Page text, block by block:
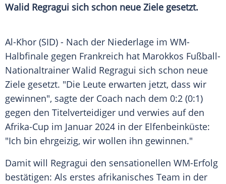
Walid Regragui sich schon neue Ziele gesetzt.
Al-Khor (SID) - Nach der Niederlage im WM-
Halbfinale gegen Frankreich hat Marokkos Fußball-
Nationaltrainer Walid Regragui sich schon neue
Ziele gesetzt. "Die Leute erwarten jetzt, dass wir
gewinnen", sagte der Coach nach dem 0:2 (0:1)
gegen den Titelverteidiger und verwies auf den
Afrika-Cup im Januar 2024 in der Elfenbeinküste:
"Ich bin ehrgeizig, wir wollen ihn gewinnen."
Damit will Regragui den sensationellen WM-Erfolg
bestätigen: Als erstes afrikanisches Team in der